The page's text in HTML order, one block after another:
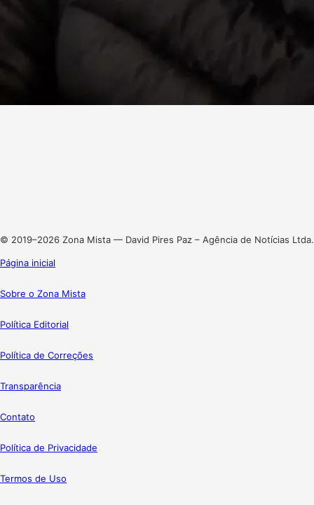
© 2019–2026 Zona Mista — David Pires Paz – Agência de Notícias Ltda.
Página inicial
Sobre o Zona Mista
Política Editorial
Política de Correções
Transparência
Contato
Política de Privacidade
Termos de Uso